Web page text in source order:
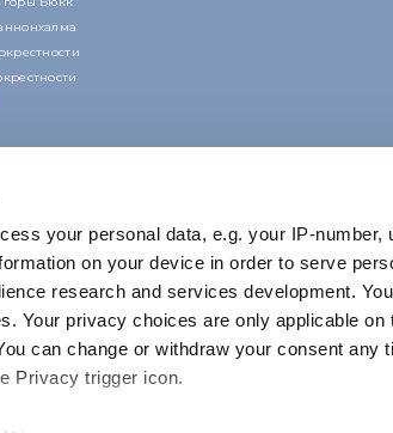
your personal data, e.g. your IP-number,
on your device in order to serve
research and services development.
Your privacy choices are only applicable
can change or withdraw your consent any
Privacy trigger icon.
4888 700